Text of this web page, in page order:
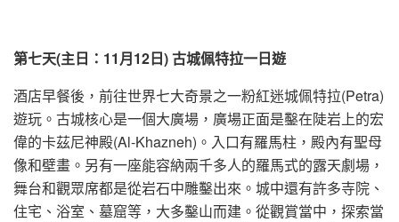
第七天(主日 ： 11月12日)古城佩特拉一日遊
酒店早餐後，前往世界七大奇景之一粉紅迷城佩特拉(Petra)
遊玩。古城核心是一個大廣場，廣場正面是鑿在陡岩上的宏
偉的卡茲尼神殿(Al-Khazneh)。入口有羅馬柱，殿內有聖母
像和壁畫。另有一座能容納兩千多人的羅馬式的露天劇場，
舞台和觀眾席都是從岩石中雕鑿出來。城中還有許多寺院、
住宅、浴室、墓窟等，大多鑿山而建。從觀賞當中，探索當